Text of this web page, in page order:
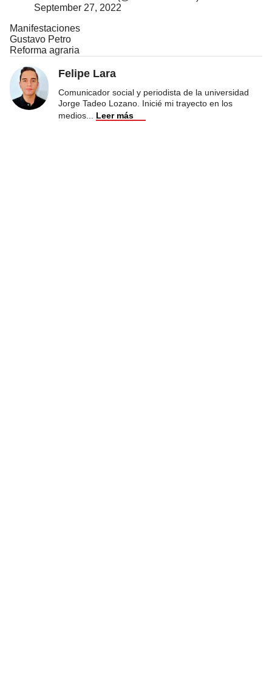
September 27, 2022
Manifestaciones
Gustavo Petro
Reforma agraria
Felipe Lara
Comunicador social y periodista de la universidad
Jorge Tadeo Lozano. Inicié mi trayecto en los
medios
Leer más